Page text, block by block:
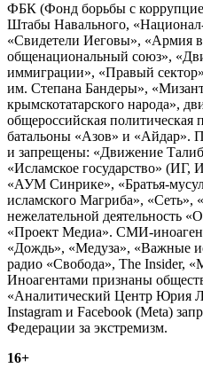
ФБК (Фонд борьбы с
Штабы Навального,
«Свидетели Иеговы», «Армия
общенациональный союз»,
иммиграции», «Правый
им. Степана Бандеры»,
крымскотатарского народа»,
общероссийская
батальоны «Азов» и «Айдар».
и запрещены: «Движение
«Исламское государство»
«АУМ Синрике», «Братья-
исламского Магриба»,
нежелательной деятельность
«Проект Медиа». СМИ-
«Дождь», «Медуза», «Важные
радио «Свобода», The Insider,
Иноагентами признаны
«Аналитический Центр Юрия
Instagram и Facebook (Metа)
Федерации за экстремизм.
16+